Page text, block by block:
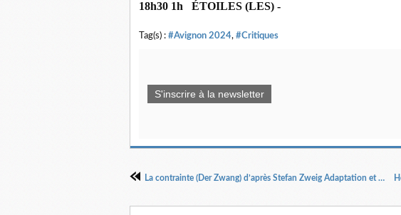
18h30 1h ÉTOILES (LES) -
Tag(s) : #Avignon 2024, #Critiques
S'inscrire à la newsletter
La contrainte (Der Zwang) d’après Stefan Zweig Adaptation et mise en scène Anne-Marie Storme.